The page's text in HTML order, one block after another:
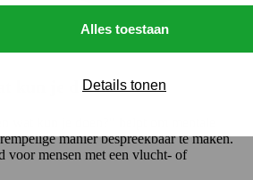
Alles toestaan
Details tonen
kun je doen?
wat kun je doen?" helpt om mentale
manier bespreekbaar te maken.
voor mensen met een vlucht- of